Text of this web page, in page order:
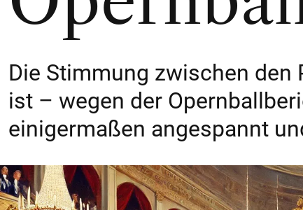
Die Stimmung zwischen den
ist – wegen der
einigermaßen angespannt